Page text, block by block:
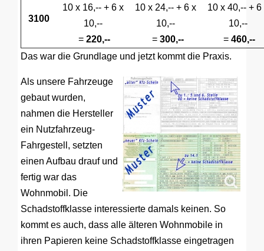
3100
10 x 16,-- + 6 x
10,--
= 220,--
10 x 24,-- + 6 x
10,--
= 300,--
10 x 40,-- + 6
10,--
= 460,--
Das war die Grundlage und jetzt kommt die Praxis.
Als unsere Fahrzeuge
gebaut wurden,
nahmen die Hersteller
ein Nutzfahrzeug-
Fahrgestell, setzten
einen Aufbau drauf und
fertig war das
Wohnmobil. Die
Schadstoffklasse interessierte damals keinen. So
kommt es auch, dass alle älteren Wohnmobile in
ihren Papieren keine Schadstoffklasse eingetragen